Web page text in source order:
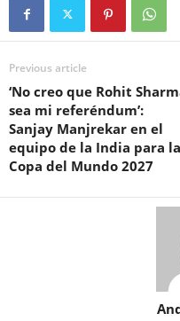
Previous article
‘No creo que Rohit
sea mi referéndum’:
Sanjay Manjrekar en el
equipo de la India para la
Copa del Mundo 2027